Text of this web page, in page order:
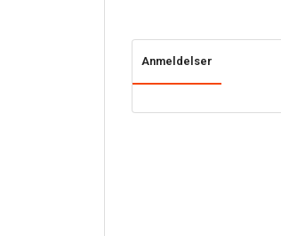
Anmeldelser